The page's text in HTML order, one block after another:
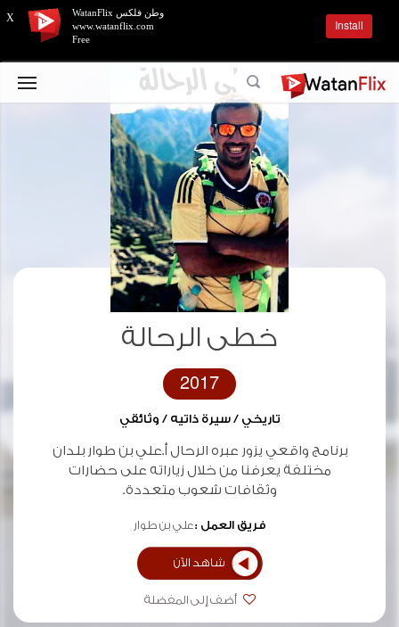
خطى الرحالة
2017
تاريخي / سيرة ذاتيه / وثائقي
برنامج واقعي يزور عبره الرحال أ.علي بن طوار بلدان
مختلفة يعرفنا من خلال زياراته على حضارات
وثقافات شعوب متعددة.
فريق العمل :علي بن طوار
شاهد الآن
أضف إلى المفضلة
X
وطن فلكس WatanFlix
www.watanflix.com
Free
Install